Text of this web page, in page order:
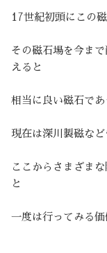
17世紀初頭にこの
その磁石場を今ま
えると
相当に良い磁石であ
現在は深川製磁など
ここからさまざま
と
一度は行ってみる